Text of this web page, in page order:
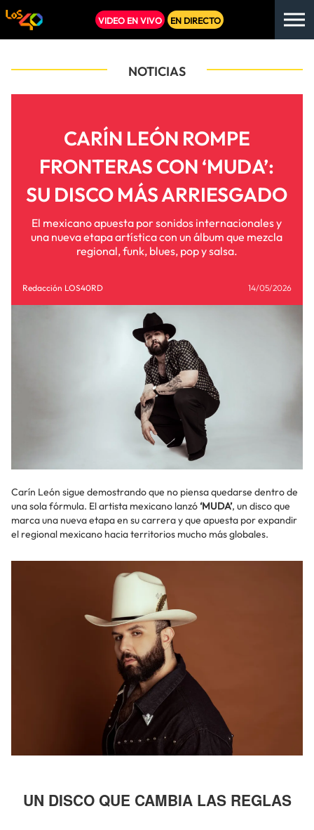
VIDEO EN VIVO EN DIRECTO
NOTICIAS
CARÍN LEÓN ROMPE
FRONTERAS CON ‘MUDA’:
SU DISCO MÁS ARRIESGADO
El mexicano apuesta por sonidos internacionales y
una nueva etapa artística con un álbum que mezcla
regional, funk, blues, pop y salsa.
Redacción LOS40RD 14/05/2026
Carín León sigue demostrando que no piensa quedarse dentro de
una sola fórmula. El artista mexicano lanzó‘MUDA’, un disco que
marca una nueva etapa en su carrera y que apuesta por expandir
el regional mexicano hacia territorios mucho más globales.
UN DISCO QUE CAMBIA LAS REGLAS